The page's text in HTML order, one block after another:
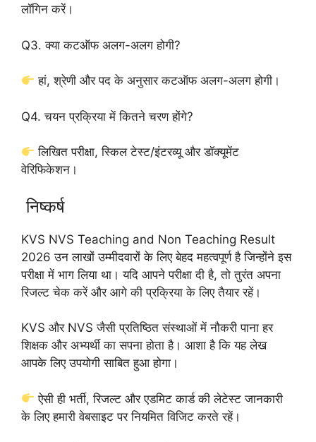
लॉगिन करें।
Q3. क्या कटऑफ अलग-अलग होगी?
हां, श्रेणी और पद के अनुसार कटऑफ अलग-अलग होगी।
Q4. चयन प्रक्रिया में कितने चरण होंगे?
लिखित परीक्षा, स्किल टेस्ट/इंटरव्यू और डॉक्यूमेंट
वेरिफिकेशन।
निष्कर्ष
KVS NVS Teaching and Non Teaching Result
2026 उन लाखों उम्मीदवारों के लिए बेहद महत्वपूर्ण है जिन्होंने इस
परीक्षा में भाग लिया था। यदि आपने परीक्षा दी है, तो तुरंत अपना
रिजल्ट चेक करें और आगे की प्रक्रिया के लिए तैयार रहें।
KVS और NVS जैसी प्रतिष्ठित संस्थाओं में नौकरी पाना हर
शिक्षक और अभ्यर्थी का सपना होता है। आशा है कि यह लेख
आपके लिए उपयोगी साबित हुआ होगा।
ऐसी ही भर्ती, रिजल्ट और एडमिट कार्ड की लेटेस्ट जानकारी
के लिए हमारी वेबसाइट पर नियमित विजिट करते रहें।